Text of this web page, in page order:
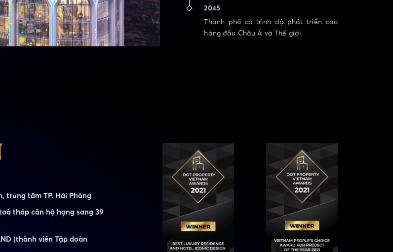
2045
Thành phố có trình độ phát triển cao
hàng đầu Châu Á và Thế giới.
trung tâm TP. Hải Phòng
tháp căn hộ hạng sang 39
(thành viên Tập đoàn